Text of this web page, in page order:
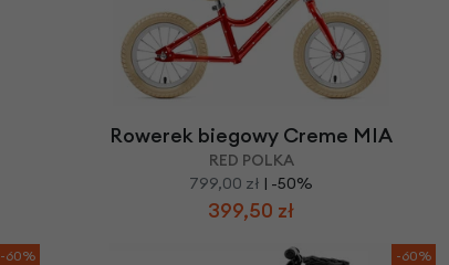
Rowerek biegowy Creme MIA
RED POLKA
799,00 zł | -50%
399,50 zł
-60% -60%